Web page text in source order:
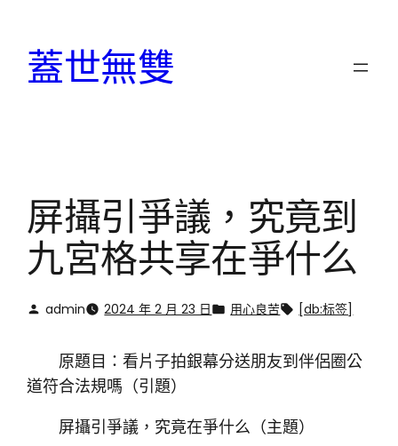
蓋世無雙
屏攝引爭議，究竟到
九宮格共享在爭什么
admin 2024 年 2 月 23 日 用心良苦 [db:标签]
原題目：看片子拍銀幕分送朋友到伴侶圈公
道符合法規嗎（引題）
屏攝引爭議，究竟在爭什么（主題）